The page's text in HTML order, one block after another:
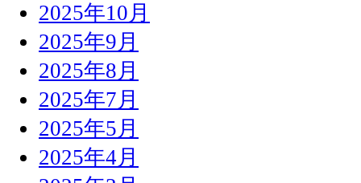
2025年10月
2025年9月
2025年8月
2025年7月
2025年5月
2025年4月